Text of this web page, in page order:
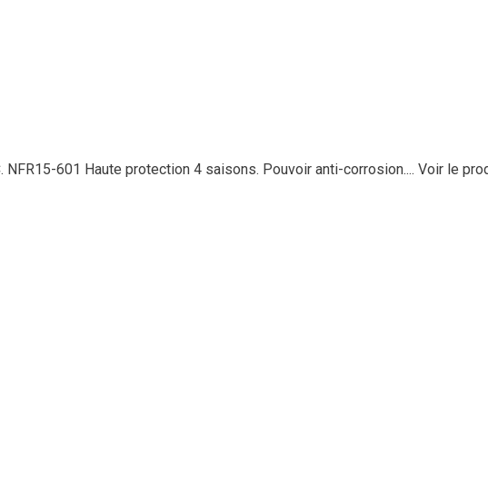
NFR15-601 Haute protection 4 saisons. Pouvoir anti-corrosion.... Voir le